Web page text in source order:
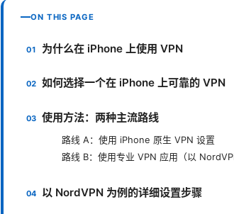
ON THIS PAGE
为什么在 iPhone 上使用 VPN
如何选择一个在 iPhone 上可靠的 VPN
使用方法：两种主流路线
路线 A：使用 iPhone 原生 VPN 设置
路线 B：使用专业 VPN 应用（以
以 NordVPN 为例的详细设置步骤